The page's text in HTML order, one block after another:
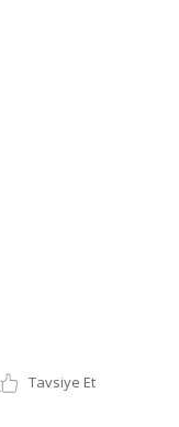
Tavsiye Et